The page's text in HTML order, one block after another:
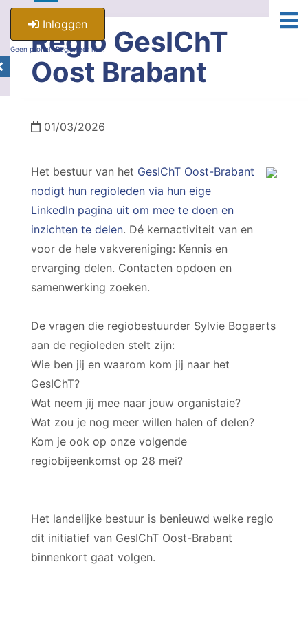
Inloggen
Geen profiel? Registreer hier.
Regio GesIChT
Oost Brabant
01/03/2026
Het bestuur van het GesIChT Oost-Brabant
nodigt hun regioleden via hun eige
LinkedIn pagina uit om mee te doen en
inzichten te delen. Dé kernactiviteit van en
voor de hele vakvereniging: Kennis en
ervarging delen. Contacten opdoen en
samenwerking zoeken.
De vragen die regiobestuurder Sylvie Bogaerts
aan de regioleden stelt zijn:
Wie ben jij en waarom kom jij naar het
GesIChT?
Wat neem jij mee naar jouw organistaie?
Wat zou je nog meer willen halen of delen?
Kom je ook op onze volgende
regiobijeenkomst op 28 mei?
Het landelijke bestuur is benieuwd welke regio
dit initiatief van GesIChT Oost-Brabant
binnenkort gaat volgen.